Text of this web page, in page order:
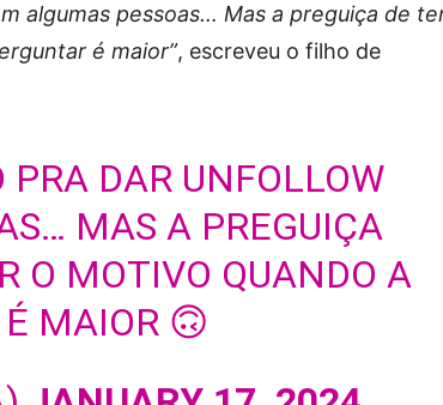
algumas pessoas… Mas a preguiça de
é maior”, escreveu o filho de
DAR UNFOLLOW
MAS A PREGUIÇA
O MOTIVO QUANDO A
MAIOR 🙃